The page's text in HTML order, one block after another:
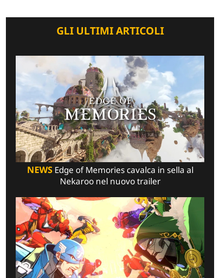
GLI ULTIMI ARTICOLI
NEWSEdge of Memories cavalca in sella al
Nekaroo nel nuovo trailer